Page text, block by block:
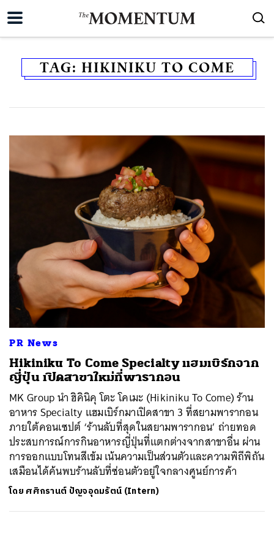
TAG: HIKINIKU TO COME
PR News
Hikiniku To Come Specialty แฮมเบิร์กจาก
ญี่ปุ่น เปิดสาขาใหม่ที่พารากอน
MK Group นำ ฮิคินิคุ โตะ โคเมะ (Hikiniku To Come) ร้าน
อาหาร Specialty แฮมเบิร์กมาเปิดสาขา 3 ที่สยามพารากอน
ภายใต้คอนเซปต์ ‘ร้านลับที่สุดในสยามพารากอน’ ถ่ายทอด
ประสบการณ์การกินอาหารญี่ปุ่นที่แตกต่างจากสาขาอื่น ผ่าน
การออกแบบโทนสีเข้ม เน้นความเป็นส่วนตัวและความพิถีพิถัน
เสมือนได้ค้นพบร้านลับที่ซ่อนตัวอยู่ใจกลางศูนย์การค้า
โดย ศศิกรานต์ ปัญจอุดมรัตน์ (Intern)
ค้นหา